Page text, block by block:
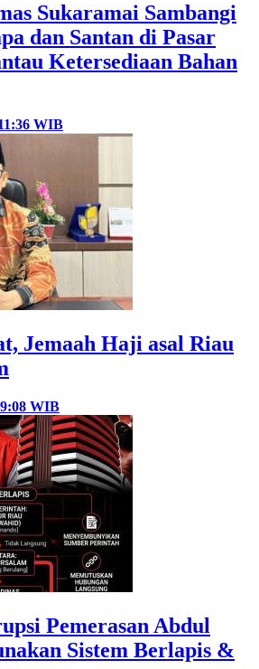
Sukaramai Sambangi
dan Santan di Pasar
Ketersediaan Bahan
WIB
Jemaah Haji asal Riau
WIB
Pemerasan Abdul
Sistem Berlapis &